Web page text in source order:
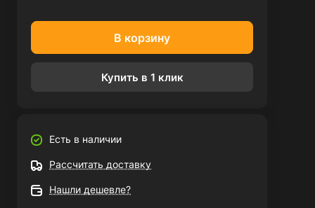
В корзину
Купить в 1 клик
Есть в наличии
Рассчитать доставку
Нашли дешевле?